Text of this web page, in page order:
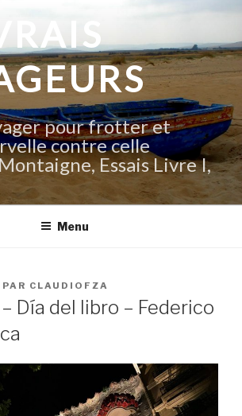
pour frotter et
contre celle
Essais Livre I,
Menu
PAR CLAUDIOFZA
Día del libro – Federico